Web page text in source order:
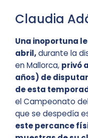
Claudia
Una inoportuna
abril,durante la
en Mallorca, privó
años) de
de esta
el Campeonato
que se despedía
este percance